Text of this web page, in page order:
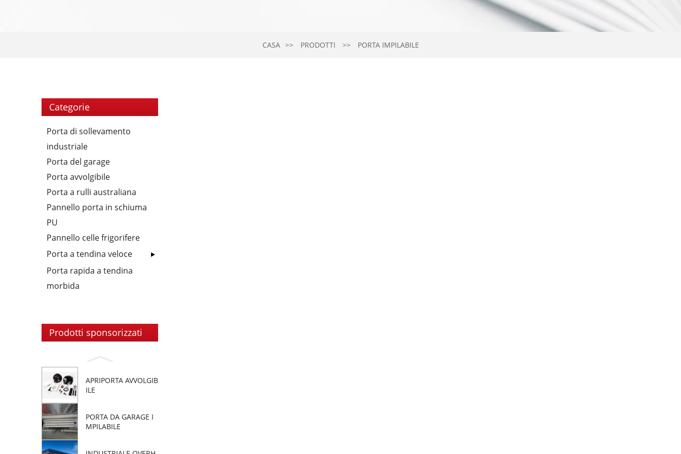
CASA PRODOTTI PORTA IMPILABILE
Categorie
Porta di sollevamento
industriale
Porta del garage
Porta avvolgibile
Porta a rulli australiana
Pannello porta in schiuma
PU
Pannello celle frigorifere
Porta a tendina veloce
Porta rapida a tendina
morbida
Prodotti sponsorizzati
APRIPORTA AVVOLGIB
ILE
PORTA DA GARAGE I
MPILABILE